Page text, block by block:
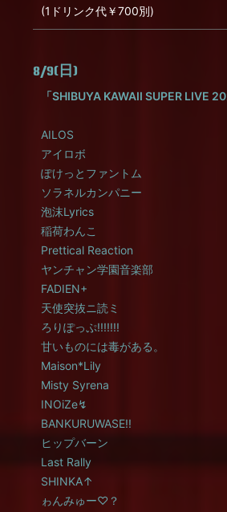
(1ドリンク代￥700別)
8/9(日)
「SHIBUYA KAWAII SUPER LIVE
AILOS
アイロボ
ぽけっとファントム
ソラネルカンパニー
泡沫Lyrics
稲荷わんこ
Prettical Reaction
ヤンチャン学園音楽部
FADIEN+
天使突抜ニ読ミ
ろりぽっぷ!!!!!!!
甘いものには毒がある。
Maison*Lily
Misty Syrena
INOiZe↯
BANKURUWASE!!
ヒップバーン
Last Rally
SHINKA↑
ゎんみゅー♡？